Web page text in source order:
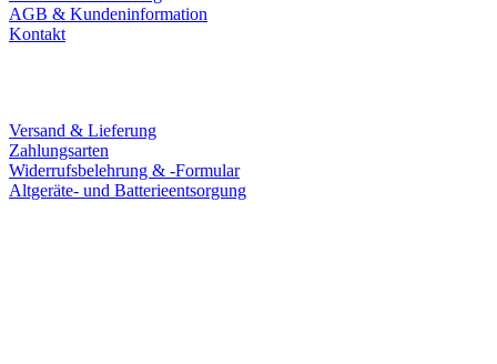
AGB & Kundeninformation
Kontakt
Versand & Lieferung
Zahlungsarten
Widerrufsbelehrung & -Formular
Altgeräte- und Batterieentsorgung